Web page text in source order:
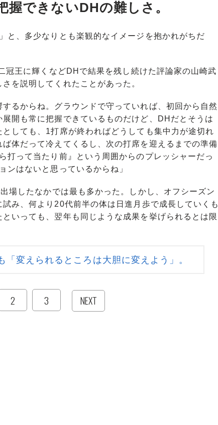
握できないDHの難しさ。
、多少なりとも楽観的なイメージを抱かれがちだ
王に輝くなどDHで結果を残し続けた評論家の山崎武
を説明してくれたことがあった。
るからね。グラウンドで守っていれば、初回から自然
開も常に把握できているものだけど、DHだとそうは
しても、1打席が終わればどうしても集中力が途切れ
体だって冷えてくるし、次の打席を迎えるまでの準備
打って当たり前』という周囲からのプレッシャーだっ
ンはないと思っているからね」
場したなかでは最も多かった。しかし、オフシーズン
み、何より20代前半の体は日進月歩で成長していくも
いっても、翌年も同じような成果を挙げられるとは限
変えられるところは大胆に変えよう」。
2 3 NEXT